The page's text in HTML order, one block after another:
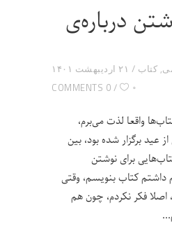
درباره‌ی
۲۱ اردیبهشت ۱۴۰۱ , کتاب
0 COMMENTS
۰
واقعا لذت می‌برم،
عید برگزار شده بود، بین
برای نوشتن
کتاب بنویسم، وقتی
اصلا فکر نکردم، چون هم